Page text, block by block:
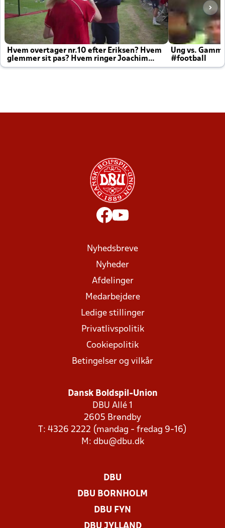
Hvem overtager nr.10 efter Eriksen? Hvem
glemmer sit pas? Hvem ringer Joachim
altid til efter kampe?
Ung vs.
#football
Nyhedsbreve
Nyheder
Afdelinger
Medarbejdere
Ledige stillinger
Privatlivspolitik
Cookiepolitik
Betingelser og vilkår
Dansk Boldspil-Union
DBU Allé 1
2605 Brøndby
T: 4326 2222 (mandag - fredag 9-16)
M: dbu@dbu.dk
DBU
DBU BORNHOLM
DBU FYN